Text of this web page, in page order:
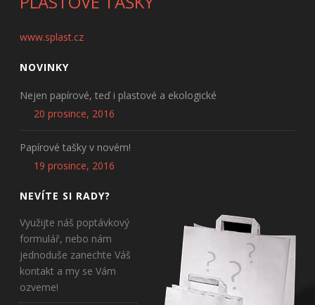
www.splast.cz
NOVINKY
Nejen papírové, teď i plastové a ekologické
20 prosince, 2016
Papírové tašky v novém!
19 prosince, 2016
NEVÍTE SI RADY?
Využijte náš poptávkový
formulář, nebo nám
jednoduše zanechte Váš
kontakt a my se Vám
ozveme!